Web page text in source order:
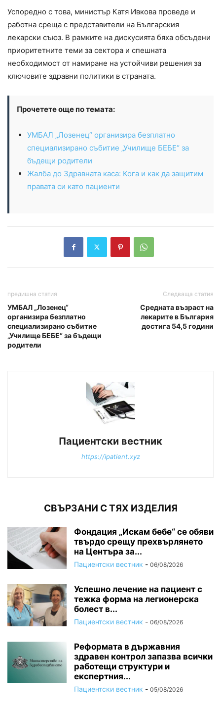
Успоредно с това, министър Катя Ивкова проведе и
работна среща с представители на Българския
лекарски съюз. В рамките на дискусията бяха обсъдени
приоритетните теми за сектора и спешната
необходимост от намиране на устойчиви решения за
ключовите здравни политики в страната.
Прочетете още по темата:
УМБАЛ „Лозенец“ организира безплатно
специализирано събитие „Училище БЕБЕ“ за
бъдещи родители
Жалба до Здравната каса: Кога и как да защитим
правата си като пациенти
предишна статия
УМБАЛ „Лозенец“
организира безплатно
специализирано събитие
„Училище БЕБЕ“ за бъдещи
родители
Следваща статия
Средната възраст на
лекарите в България
достига 54,5 години
Пациентски вестник
https://ipatient.xyz
СВЪРЗАНИ С ТЯХ ИЗДЕЛИЯ
Фондация „Искам бебе“ се обяви
твърдо срещу прехвърлянето
на Центъра за...
Пациентски вестник - 06/08/2026
Успешно лечение на пациент с
тежка форма на легионерска
болест в...
Пациентски вестник - 06/08/2026
Реформата в държавния
здравен контрол запазва всички
работещи структури и
експертния...
Пациентски вестник - 05/08/2026